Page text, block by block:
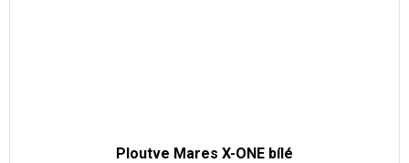
Ploutve Mares X-ONE bílé